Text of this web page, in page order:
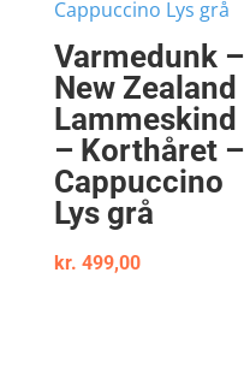
Varmedunk –
New Zealand
Lammeskind
– Korthåret –
Cappuccino
Lys grå
kr. 499,00